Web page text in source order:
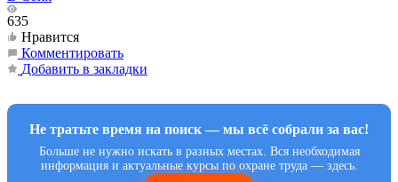
635
Нравится
Комментировать
Добавить в закладки
Не тратьте время на поиск — мы всё собрали за вас!
Больше не нужно искать в разных местах. Вся необходимая
информация и актуальные курсы по охране труда — здесь.